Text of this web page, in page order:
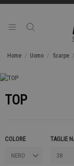
Home Uomo Scarpe
TOP
COLORE TAGLIE